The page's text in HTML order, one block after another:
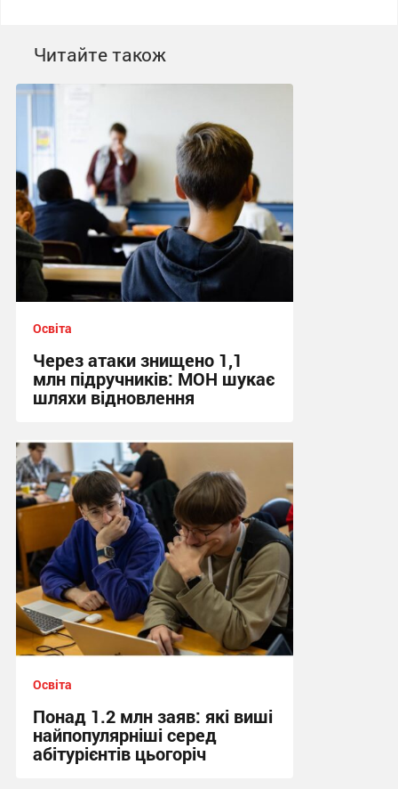
Читайте також
Освіта
Через атаки знищено 1,1
млн підручників: МОН шукає
шляхи відновлення
20:48, 7.08.2026
Освіта
Понад 1.2 млн заяв: які виші
найпопулярніші серед
абітурієнтів цьогоріч